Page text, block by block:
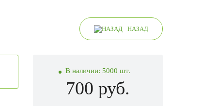
НАЗАД
В наличии: 5000 шт.
700 руб.